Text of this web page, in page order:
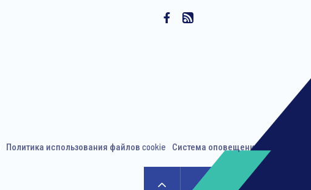
Политика использования файлов cookie Система оповещения